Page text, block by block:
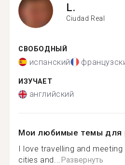
L.
Ciudad Real
СВОБОДНЫЙ
испанский
ИЗУЧАЕТ
английский
Мои любимые темы для
I love travelling and
cities and...Развернуть